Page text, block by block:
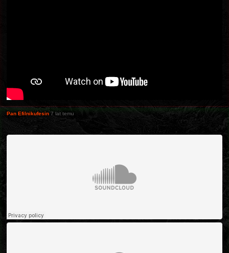
Pan Efilnikufesin 7 lat temu